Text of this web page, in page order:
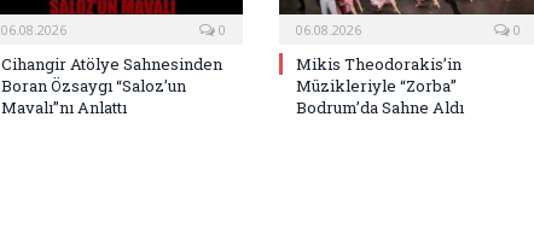
06.08.2026 0
Cihangir Atölye Sahnesinden
Boran Özsaygı “Saloz’un
Mavalı”nı Anlattı
06.08.2026 0
Mikis Theodorakis’in
Müzikleriyle “Zorba”
Bodrum’da Sahne Aldı